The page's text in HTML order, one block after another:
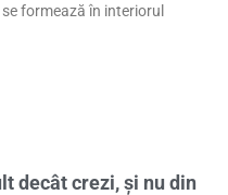
formează în interiorul
decât crezi, și nu din